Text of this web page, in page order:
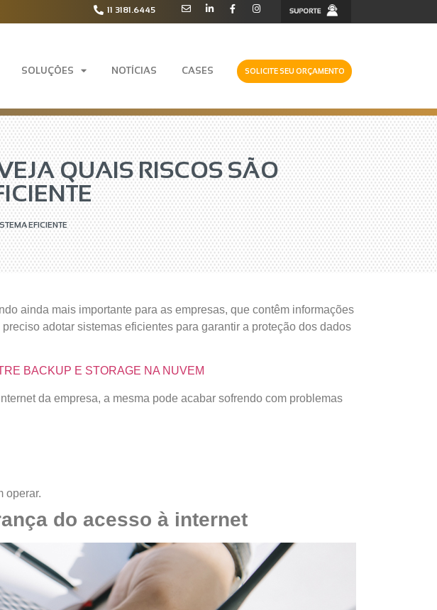
11 3181.6445
SOLUÇÕES NOTÍCIAS CASES SOLICITE SEU ORÇAMENTO
QUAIS RISCOS SÃO
EFICIENTE
ainda mais importante para as empresas, que contêm informações
adotar sistemas eficientes para garantir a proteção dos dados
BACKUP E STORAGE NA NUVEM
da empresa, a mesma pode acabar sofrendo com problemas
operar.
do acesso à internet